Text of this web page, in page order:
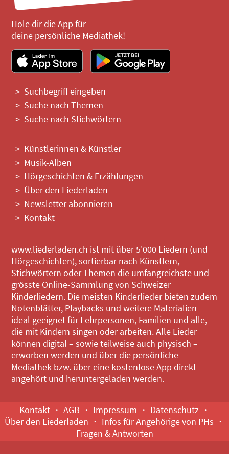
Hole dir die App für
deine persönliche Mediathek!
Suchbegriff eingeben
Suche nach Themen
Suche nach Stichwörtern
Künstlerinnen & Künstler
Musik-Alben
Hörgeschichten & Erzählungen
Über den Liederladen
Newsletter abonnieren
Kontakt
www.liederladen.ch ist mit über 5'000 Liedern (und
Hörgeschichten), sortierbar nach Künstlern,
Stichwörtern oder Themen die umfangreichste und
grösste Online-Sammlung von Schweizer
Kinderliedern. Die meisten Kinderlieder bieten zudem
Notenblätter, Playbacks und weitere Materialien –
ideal geeignet für Lehrpersonen, Familien und alle,
die mit Kindern singen oder arbeiten. Alle Lieder
können digital – sowie teilweise auch physisch –
erworben werden und über die persönliche
Mediathek bzw. über eine kostenlose App direkt
angehört und heruntergeladen werden.
Kontakt AGB Impressum
Datenschutz
Über den Liederladen
Infos für Angehörige von PHs
Fragen & Antworten